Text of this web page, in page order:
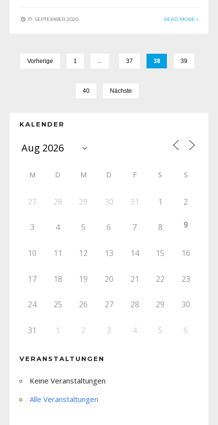
17. SEPTEMBER 2020 READ MORE
Vorherige 1 … 37 38 39
40 Nächste
KALENDER
M D M D F S S
27 28 29 30 31 1 2
3 4 5 6 7 8 9
10 11 12 13 14 15 16
17 18 19 20 21 22 23
24 25 26 27 28 29 30
31 1 2 3 4 5 6
VERANSTALTUNGEN
Keine Veranstaltungen
Alle Veranstaltungen